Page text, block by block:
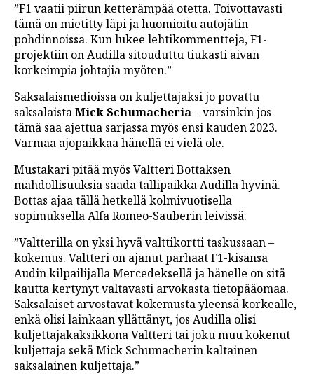
”F1 vaatii piirun ketterämpää otetta. Toivottavasti
tämä on mietitty läpi ja huomioitu autojätin
pohdinnoissa. Kun lukee lehtikommentteja, F1-
projektiin on Audilla sitouduttu tiukasti aivan
korkeimpia johtajia myöten.”
Saksalaismedioissa on kuljettajaksi jo povattu
saksalaistaMick Schumacheria– varsinkin jos
tämä saa ajettua sarjassa myös ensi kauden 2023.
Varmaa ajopaikkaa hänellä ei vielä ole.
Mustakari pitää myös Valtteri Bottaksen
mahdollisuuksia saada tallipaikka Audilla hyvinä.
Bottas ajaa tällä hetkellä kolmivuotisella
sopimuksella Alfa Romeo-Sauberin leivissä.
”Valtterilla on yksi hyvä valttikortti taskussaan –
kokemus. Valtteri on ajanut parhaat F1-kisansa
Audin kilpailijalla Mercedeksellä ja hänelle on sitä
kautta kertynyt valtavasti arvokasta tietopääomaa.
Saksalaiset arvostavat kokemusta yleensä korkealle,
enkä olisi lainkaan yllättänyt, jos Audilla olisi
kuljettajakaksikkona Valtteri tai joku muu kokenut
kuljettaja sekä Mick Schumacherin kaltainen
saksalainen kuljettaja.”